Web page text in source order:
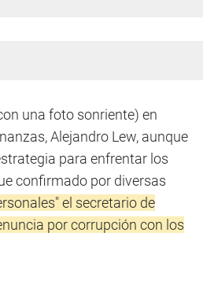
una foto sonriente) en
Alejandro Lew, aunque
para enfrentar los
confirmado por diversas
el secretario de
por corrupción con los